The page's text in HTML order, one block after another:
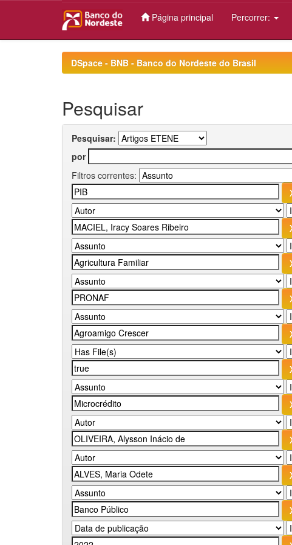
Página principal Percorrer:
DSpace - BNB - Banco do Nordeste do Brasil
Pesquisar
Pesquisar:
por
Filtros correntes: